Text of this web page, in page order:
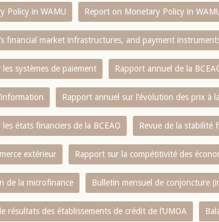
Policy in WAMU Report on Monetary Policy in
financial market infrastructures, and payment
systèmes de paiement Rapport annuel de la
Rapport annuel sur l‘évolution des prix à
états financiers de la BCEAO Revue de la stabilité
extérieur Rapport sur la compétitivité des
de la microfinance Bulletin mensuel de conjoncture
résultats des établissements de crédit de l‘UMOA